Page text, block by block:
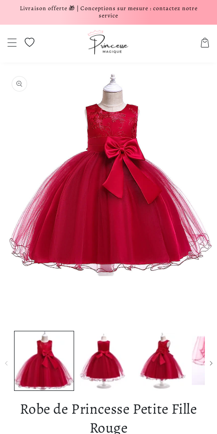
et passer au contenu
Livraison offerte 🎁 | Conceptions sur mesure : contactez notre
service
Liste de souhaits Panier
informations produits
Robe de Princesse Petite Fille
Rouge